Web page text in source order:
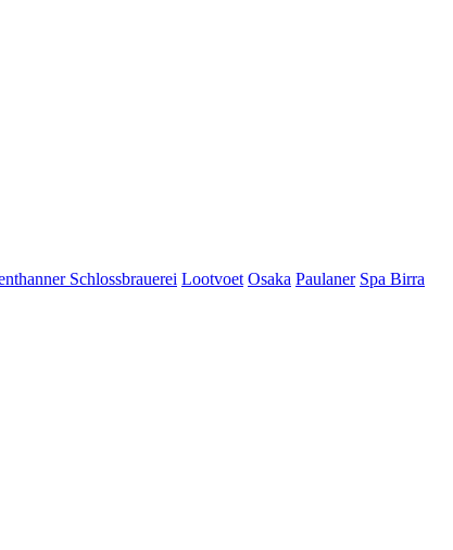
Schlossbrauerei Lootvoet Osaka Paulaner Spa Birra